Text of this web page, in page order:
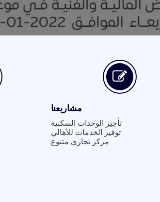
مشاريعنا
تأجير الوحدات السكنية
توفير الخدمات للأهالي
مركز تجاري متنوع